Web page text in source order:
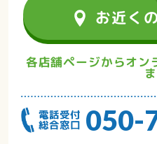
お近く
各店舗ページからオン
050-